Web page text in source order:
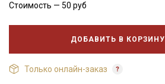
Стоимость — 50 руб
ДОБАВИТЬ В КОРЗИНУ
Только онлайн-заказ